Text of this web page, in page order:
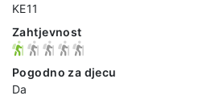
KE11
Zahtjevnost
Pogodno za djecu
Da